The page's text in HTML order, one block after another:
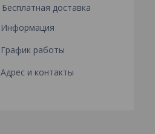
Бесплатная доставка
Информация
График работы
Адрес и контакты